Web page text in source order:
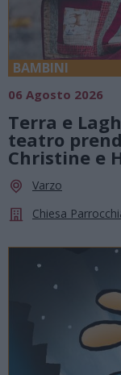
BAMBINI
06 Agosto 2026
Terra e
teatro
Christine e
Varzo
Chiesa